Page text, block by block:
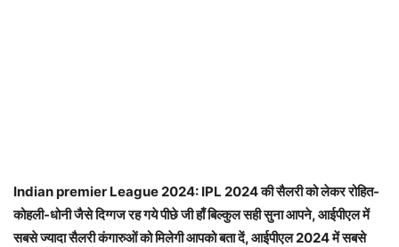
Indian premier League 2024: IPL 2024 की सैलरी को लेकर रोहित-
कोहली-धोनी जैसे दिग्गज रह गये पीछे जी हाँ बिल्कुल सही सुना आपने, आईपीएल में
सबसे ज्यादा सैलरी कंगारुओं को मिलेगी आपको बता दें, आईपीएल 2024 में सबसे